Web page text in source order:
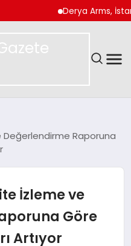
Derya Arms, İstanbul
Değerlendirme Raporuna
İzleme ve
Göre
Artıyor